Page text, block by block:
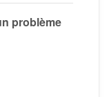
problème